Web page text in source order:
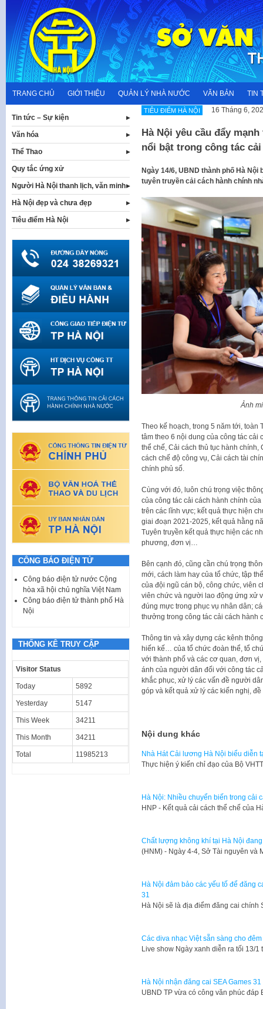
content
TRANG CHỦ GIỚI THIỆU QUẢN LÝ NHÀ NƯỚC VĂN BẢN TIN
TIÊU ĐIỂM HÀ NỘI 16 Tháng 6,
Hà Nội yêu cầu đẩy
nổi bật trong công tác
Ngày 14/6, UBND thành phố Hà Nội
tuyên truyền cải cách hành chính
Ảnh
Theo kế hoạch, trong 5 năm tới, toàn
tâm theo 6 nội dung của công tác cải
thể chế, Cải cách thủ tục hành
cách chế độ công vụ, Cải cách tài
chính phủ số.
Cùng với đó, luôn chú trọng việc
của công tác cải cách hành chính
trên các lĩnh vực; kết quả thực hiện
giai đoạn 2021-2025, kết quả hằng
Tuyên truyền kết quả thực hiện các
phương, đơn vị…
Bên cạnh đó, cũng cần chú trọng
mới, cách làm hay của tổ chức, tập
của đội ngũ cán bộ, công chức, viên
viên chức và người lao động ứng xử
đúng mực trong phục vụ nhân dân;
thưởng trong công tác cải cách hành
Thông tin và xây dựng các kênh
hiến kế… của tổ chức đoàn thể, tổ
với thành phố và các cơ quan, đơn
ánh của người dân đối với công tác
khắc phục, xử lý các vấn đề người
góp và kết quả xử lý các kiến nghị,
Nội dung khác
Nhà Hát Cải lương Hà Nội biểu diễn
Thực hiện ý kiến chỉ đạo của Bộ
Hà Nội: Nhiều chuyển biến trong cải
HNP - Kết quả cải cách thể chế của
Chất lượng không khí tại Hà Nội
(HNM) - Ngày 4-4, Sở Tài nguyên
Hà Nội đảm bảo các yếu tố để đăng
31
Hà Nội sẽ là địa điểm đăng cai
Các diva nhạc Việt sẵn sàng cho
Live show Ngày xanh diễn ra tối 13/
Hà Nội nhận đăng cai SEA Games 31
UBND TP vừa có công văn phúc
Tin tức – Sự kiện
Văn hóa
Thể Thao
Quy tắc ứng xử
Người Hà Nội thanh lịch, văn minh
Hà Nội đẹp và chưa đẹp
Tiêu điểm Hà Nội
CÔNG BÁO ĐIỆN TỬ
Công báo điện tử nước Cộng
hòa xã hội chủ nghĩa Việt Nam
Công báo điện tử thành phố Hà
Nội
THỐNG KÊ TRUY CẬP
Visitor Status
Today 5892
Yesterday 5147
This Week 34211
This Month 34211
Total 11985213